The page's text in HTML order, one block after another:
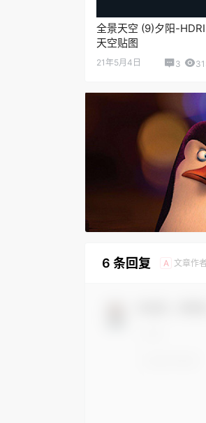
全景天空 (9)夕阳-HDRI
天空贴图
21年5月4日 3
6 条回复 A 文章作者